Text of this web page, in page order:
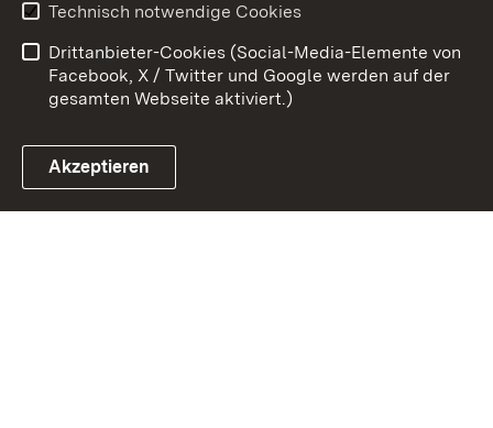
Link zum Landesportal
Barrierefreiheit
Impressum Cookies
Technisch notwendige Cookies
Drittanbieter-Cookies (Social-Media-Elemente von
Facebook, X / Twitter und Google werden auf der
gesamten Webseite aktiviert.)
Akzeptieren